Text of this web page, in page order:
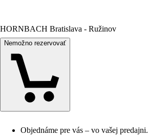
HORNBACH Bratislava - Ružinov
Nemožno rezervovať
Objednáme pre vás – vo vašej predajni.